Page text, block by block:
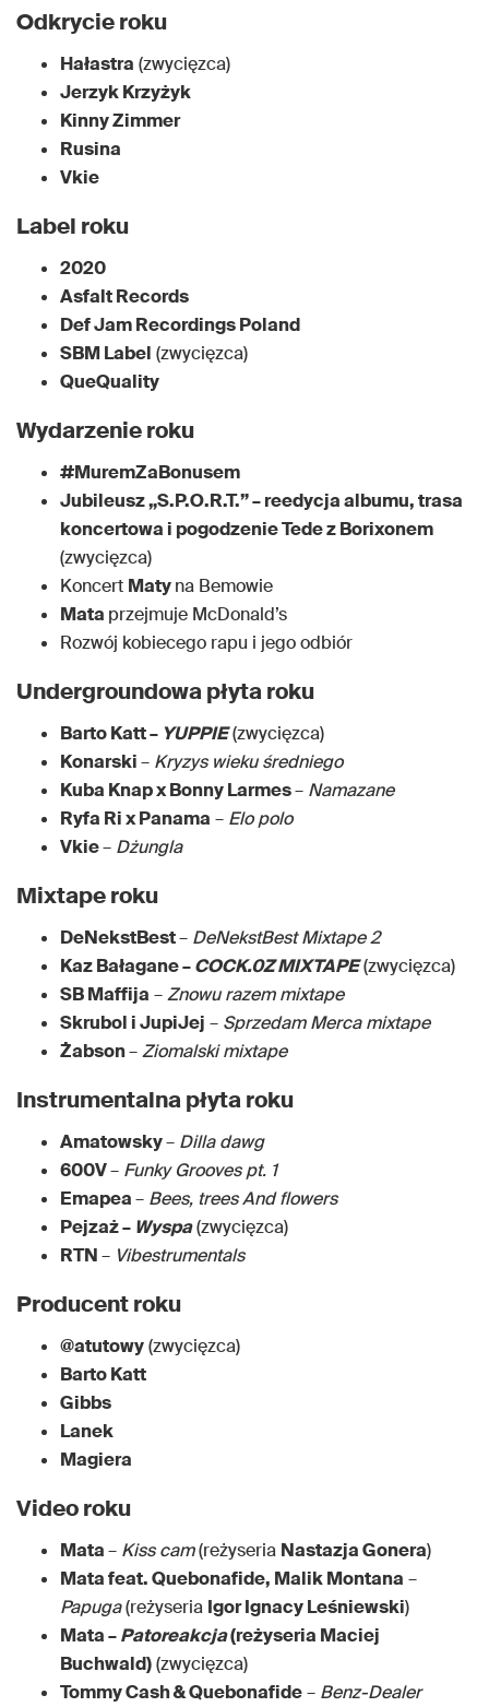
Odkrycie roku
Hałastra (zwycięzca)
Jerzyk Krzyżyk
Kinny Zimmer
Rusina
Vkie
Label roku
2020
Asfalt Records
Def Jam Recordings Poland
SBM Label (zwycięzca)
QueQuality
Wydarzenie roku
#MuremZaBonusem
Jubileusz „S.P.O.R.T.” – reedycja albumu, trasa
koncertowa i pogodzenie Tede z Borixonem
(zwycięzca)
Koncert Matyna Bemowie
Mata przejmuje McDonald’s
Rozwój kobiecego rapu i jego odbiór
Undergroundowa płyta roku
Barto Katt – YUPPIE(zwycięzca)
Konarski– Kryzys wieku średniego
Kuba Knap x Bonny Larmes– Namazane
Ryfa Ri x Panama – Elo polo
Vkie– Dżungla
Mixtape roku
DeNekstBest– DeNekstBest Mixtape 2
Kaz Bałagane –COCK.0Z MIXTAPE(zwycięzca)
SB Maffija –Znowu razem mixtape
Skrubol i JupiJej – Sprzedam Merca mixtape
Żabson–Ziomalski mixtape
Instrumentalna płyta roku
Amatowsky– Dilla dawg
600V– Funky Grooves pt. 1
Emapea– Bees, trees And flowers
Pejzaż – Wyspa(zwycięzca)
RTN– Vibestrumentals
Producent roku
@atutowy(zwycięzca)
Barto Katt
Gibbs
Lanek
Magiera
Video roku
Mata– Kiss cam(reżyseria Nastazja Gonera)
Mata feat. Quebonafide, Malik Montana –
Papuga(reżyseria Igor Ignacy Leśniewski)
Mata –Patoreakcja(reżyseria Maciej
Buchwald)(zwycięzca)
Tommy Cash & Quebonafide– Benz-Dealer